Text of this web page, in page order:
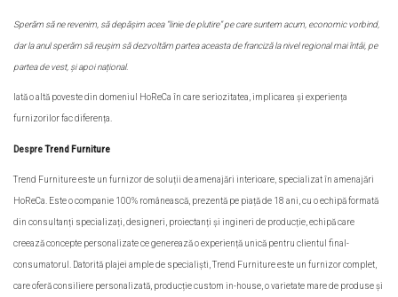
Sperăm să ne revenim, să depășim acea “linie de plutire” pe care suntem acum, economic vorbind,
dar la anul sperăm să reușim să dezvoltăm partea aceasta de franciză la nivel regional mai întâi, pe
partea de vest, și apoi național.
Iată o altă poveste din domeniul HoReCa în care seriozitatea, implicarea și experiența
furnizorilor fac diferența.
DespreTrend Furniture
Trend Furniture este un furnizor de soluții de amenajări interioare, specializat în amenajări
HoReCa. Este o companie 100% românească, prezentă pe piață de 18 ani, cu o echipă formată
din consultanți specializați, designeri, proiectanți și ingineri de producție, echipă care
creează concepte personalizate ce generează o experiență unică pentru clientul final-
consumatorul. Datorită plajei ample de specialiști, Trend Furniture este un furnizor complet,
care oferă consiliere personalizată, producție custom in-house, o varietate mare de produse și